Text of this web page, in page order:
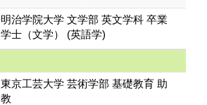
明治学院大学 文学部 英文学科 卒業
学士（文学） (英語学)
東京工芸大学 芸術学部 基礎教育 助
教